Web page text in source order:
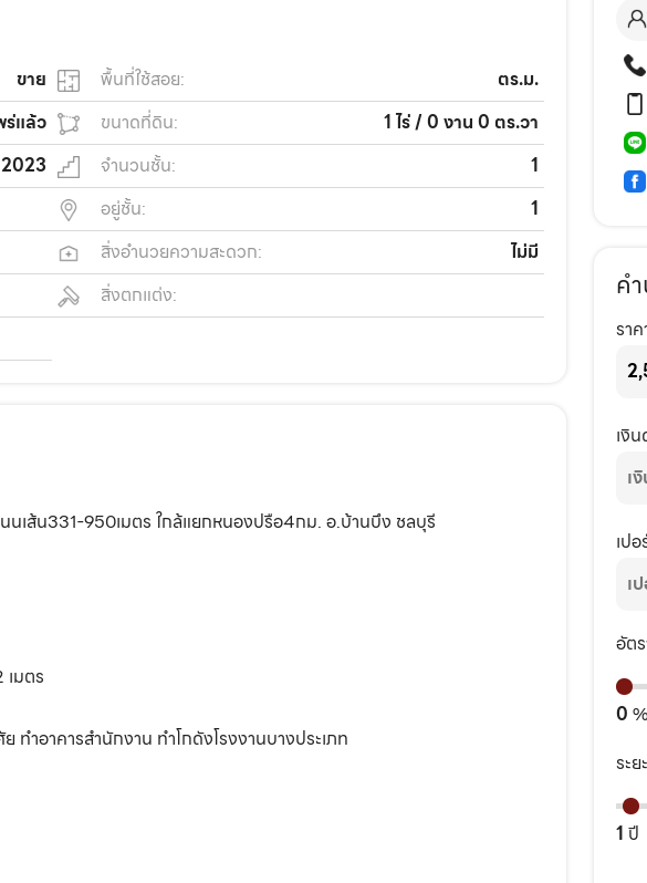
ขาย
ร่แล้ว
2023
พื้นที่ใช้สอย:
ตร.ม.
ขนาดที่ดิน:
1 ไร่ / 0 งาน 0 ตร.วา
จำนวนชั้น:
1
อยู่ชั้น:
1
สิ่งอำนวยความสะดวก:
ไม่มี
สิ่งตกแต่ง:
เส้น331-950เมตร ใกล้แยกหนองปรือ4กม. อ.บ้านบึง ชลบุรี
มตร
ำอาคารสำนักงาน ทำโกดังโรงงานบางประเภท
ค
รา
เงิ
เป
อัต
0 %
ระย
1 ปี